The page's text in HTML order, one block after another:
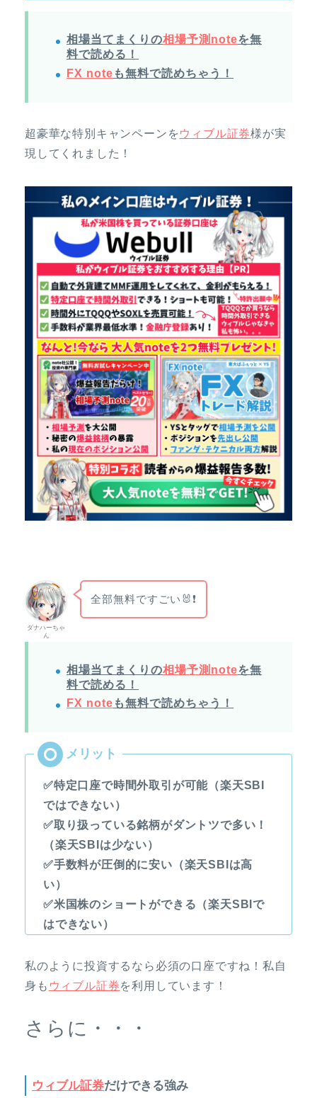
相場当てまくりの相場予測noteを無
料で読める！
FX note も無料で読めちゃう！
超豪華な特別キャンペーンを ウィブル証券様が実
現してくれました！
ダナハーちゃ
ん
全部無料ですごい🐰❗
相場当てまくりの相場予測noteを無
料で読める！
FX note も無料で読めちゃう！
✅特定口座で時間外取引が可能（楽天SBI
ではできない）
✅取り扱っている銘柄がダントツで多い！
（楽天SBIは少ない）
✅手数料が圧倒的に安い（楽天SBIは高
い）
✅米国株のショートができる（楽天SBIで
はできない）
私のように投資するなら必須の口座ですね！私自
身も ウィブル証券を利用しています！
さらに・・・
ウィブル証券だけできる強み